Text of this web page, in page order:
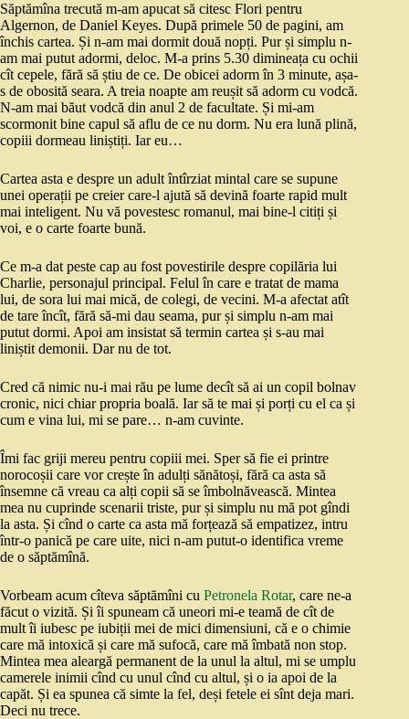
Săptămîna trecută m-am apucat să citesc Flori pentru
Algernon, de Daniel Keyes. După primele 50 de pagini, am
închis cartea. Și n-am mai dormit două nopți. Pur și simplu n-
am mai putut adormi, deloc. M-a prins 5.30 dimineața cu ochii
cît cepele, fără să știu de ce. De obicei adorm în 3 minute, așa-
s de obosită seara. A treia noapte am reușit să adorm cu vodcă.
N-am mai băut vodcă din anul 2 de facultate. Și mi-am
scormonit bine capul să aflu de ce nu dorm. Nu era lună plină,
copiii dormeau liniștiți. Iar eu…
Cartea asta e despre un adult întîrziat mintal care se supune
unei operații pe creier care-l ajută să devină foarte rapid mult
mai inteligent. Nu vă povestesc romanul, mai bine-l citiți și
voi, e o carte foarte bună.
Ce m-a dat peste cap au fost povestirile despre copilăria lui
Charlie, personajul principal. Felul în care e tratat de mama
lui, de sora lui mai mică, de colegi, de vecini. M-a afectat atît
de tare încît, fără să-mi dau seama, pur și simplu n-am mai
putut dormi. Apoi am insistat să termin cartea și s-au mai
liniștit demonii. Dar nu de tot.
Cred că nimic nu-i mai rău pe lume decît să ai un copil bolnav
cronic, nici chiar propria boală. Iar să te mai și porți cu el ca și
cum e vina lui, mi se pare… n-am cuvinte.
Îmi fac griji mereu pentru copiii mei. Sper să fie ei printre
norocoșii care vor crește în adulți sănătoși, fără ca asta să
însemne că vreau ca alți copii să se îmbolnăvească. Mintea
mea nu cuprinde scenarii triste, pur și simplu nu mă pot gîndi
la asta. Și cînd o carte ca asta mă forțează să empatizez, intru
într-o panică pe care uite, nici n-am putut-o identifica vreme
de o săptămînă.
Vorbeam acum cîteva săptămîni cu Petronela Rotar, care ne-a
făcut o vizită. Și îi spuneam că uneori mi-e teamă de cît de
mult îi iubesc pe iubiții mei de mici dimensiuni, că e o chimie
care mă intoxică și care mă sufocă, care mă îmbată non stop.
Mintea mea aleargă permanent de la unul la altul, mi se umplu
camerele inimii cînd cu unul cînd cu altul, și o ia apoi de la
capăt. Și ea spunea că simte la fel, deși fetele ei sînt deja mari.
Deci nu trece.